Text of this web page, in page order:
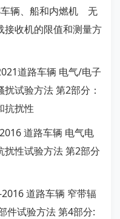
车辆、船和内燃机 无
收机的限值和测量方
道路车辆 电气/电子
试验方法 第2部分：
抗扰性
道路车辆 电气电
性试验方法 第2部分
道路车辆 窄带辐
件试验方法 第4部分: